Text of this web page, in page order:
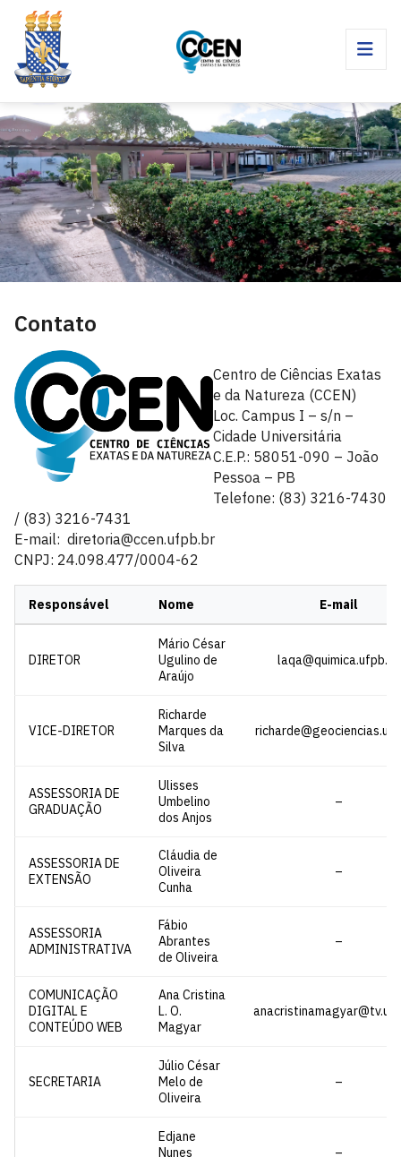
Contato
Centro de Ciências Exatas
e da Natureza (CCEN)
Loc. Campus I – s/n –
Cidade Universitária
C.E.P.: 58051-090 – João
Pessoa – PB
Telefone: (83) 3216-7430
/ (83) 3216-7431
E-mail: diretoria@ccen.ufpb.br
CNPJ: 24.098.477/0004-62
Responsável Nome E-mail
DIRETOR
Mário César
Ugulino de
Araújo
laqa@quimica.ufpb.br
VICE-DIRETOR
Richarde
Marques da
Silva
ASSESSORIA DE
GRADUAÇÃO
Ulisses
Umbelino
dos Anjos
–
ASSESSORIA DE
EXTENSÃO
Cláudia de
Oliveira
Cunha
–
ASSESSORIA
ADMINISTRATIVA
Fábio
Abrantes
de Oliveira
–
COMUNICAÇÃO
DIGITAL E
CONTEÚDO WEB
Ana Cristina
L. O.
Magyar
SECRETARIA
Júlio César
Melo de
Oliveira
–
Edjane
Nunes
–